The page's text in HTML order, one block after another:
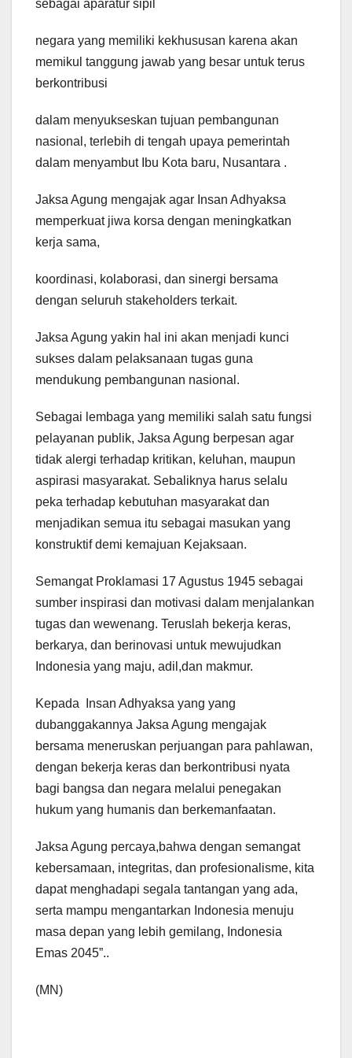
sebagai aparatur sipil
negara yang memiliki kekhususan karena akan
memikul tanggung jawab yang besar untuk terus
berkontribusi
dalam menyukseskan tujuan pembangunan
nasional, terlebih di tengah upaya pemerintah
dalam menyambut Ibu Kota baru, Nusantara .
Jaksa Agung mengajak agar Insan Adhyaksa
memperkuat jiwa korsa dengan meningkatkan
kerja sama,
koordinasi, kolaborasi, dan sinergi bersama
dengan seluruh stakeholders terkait.
Jaksa Agung yakin hal ini akan menjadi kunci
sukses dalam pelaksanaan tugas guna
mendukung pembangunan nasional.
Sebagai lembaga yang memiliki salah satu fungsi
pelayanan publik, Jaksa Agung berpesan agar
tidak alergi terhadap kritikan, keluhan, maupun
aspirasi masyarakat. Sebaliknya harus selalu
peka terhadap kebutuhan masyarakat dan
menjadikan semua itu sebagai masukan yang
konstruktif demi kemajuan Kejaksaan.
Semangat Proklamasi 17 Agustus 1945 sebagai
sumber inspirasi dan motivasi dalam menjalankan
tugas dan wewenang. Teruslah bekerja keras,
berkarya, dan berinovasi untuk mewujudkan
Indonesia yang maju, adil,dan makmur.
Kepada Insan Adhyaksa yang yang
dubanggakannya Jaksa Agung mengajak
bersama meneruskan perjuangan para pahlawan,
dengan bekerja keras dan berkontribusi nyata
bagi bangsa dan negara melalui penegakan
hukum yang humanis dan berkemanfaatan.
Jaksa Agung percaya,bahwa dengan semangat
kebersamaan, integritas, dan profesionalisme, kita
dapat menghadapi segala tantangan yang ada,
serta mampu mengantarkan Indonesia menuju
masa depan yang lebih gemilang, Indonesia
Emas 2045”..
(MN)